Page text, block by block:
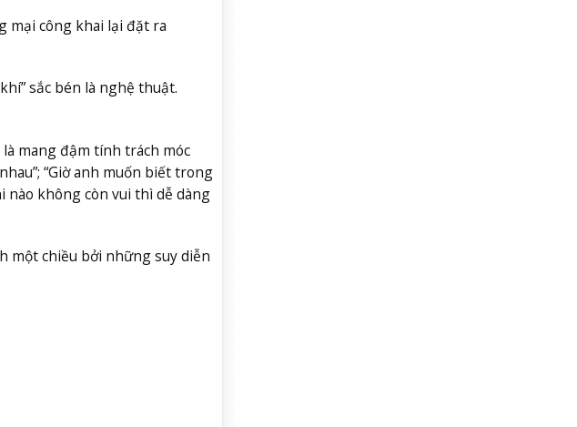
mại công khai lại đặt ra
sắc bén là nghệ thuật.
mang đậm tính trách móc
“Giờ anh muốn biết trong
nào không còn vui thì dễ dàng
một chiều bởi những suy diễn